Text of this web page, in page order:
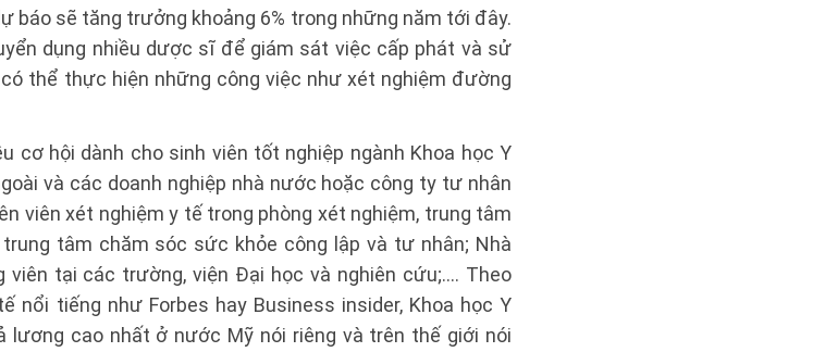
báo sẽ tăng trưởng khoảng 6% trong những năm tới đây.
dụng nhiều dược sĩ để giám sát việc cấp phát và sử
thể thực hiện những công việc như xét nghiệm đường
cơ hội dành cho sinh viên tốt nghiệp ngành Khoa học Y
và các doanh nghiệp nhà nước hoặc công ty tư nhân
viên xét nghiệm y tế trong phòng xét nghiệm, trung tâm
tâm chăm sóc sức khỏe công lập và tư nhân; Nhà
viên tại các trường, viện Đại học và nghiên cứu;…. Theo
nổi tiếng như Forbes hay Business insider, Khoa học Y
lương cao nhất ở nước Mỹ nói riêng và trên thế giới nói